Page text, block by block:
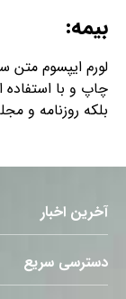
بیمه:
لورم ایپسوم متن
چاپ و با
بلکه روزنامه و
آخرین اخبار
دسترسی سریع